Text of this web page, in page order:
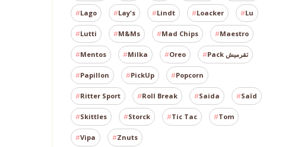
Lago Lay's Lindt Loacker Lu
Lutti M&Ms Mad Chips Maestro
Mentos Milka Oreo Pack تقرميش
Papillon PickUp Popcorn
Ritter Sport Roll Break Saida Saïd
Skittles Storck Tic Tac Tom
Vipa Znuts